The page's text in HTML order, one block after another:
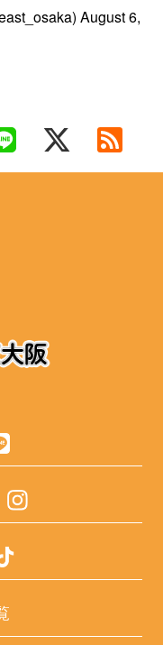
August 6,